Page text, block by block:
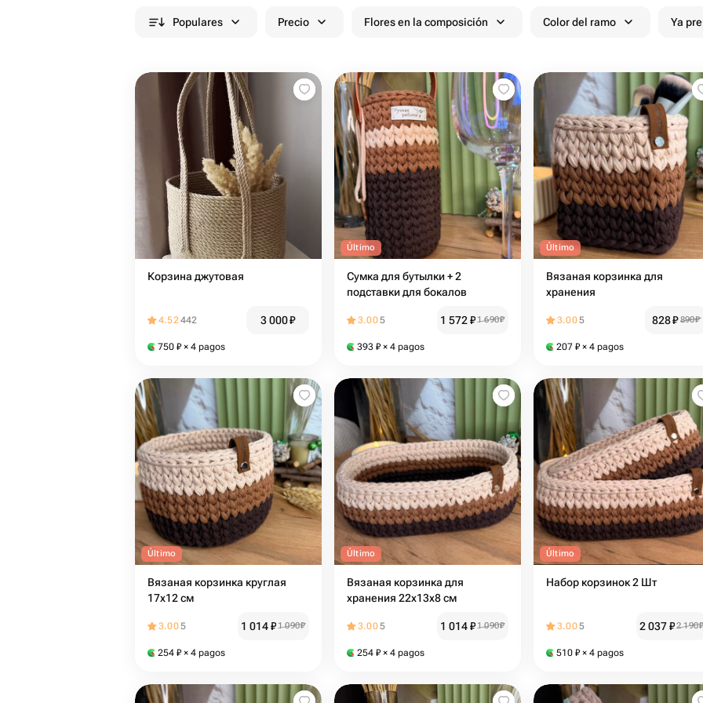
Populares Precio Flores en la composición Color del ramo Ya
Корзина джутовая
4.52442 3 000₽
750 ₽ × 4 pagos
Último
Сумка для бутылки + 2
подставки для бокалов
3.005 1 572₽1 690₽
393 ₽ × 4 pagos
Último
Вязаная корзинка для
хранения
3.005 828₽ 890₽
207 ₽ × 4 pagos
Último
Вязаная корзинка круглая
17х12 см
3.005 1 014₽1 090₽
254 ₽ × 4 pagos
Último
Вязаная корзинка для
хранения 22х13х8 см
3.005 1 014₽1 090₽
254 ₽ × 4 pagos
Último
Набор корзинок 2 Шт
3.005 2 037₽2 190
510 ₽ × 4 pagos